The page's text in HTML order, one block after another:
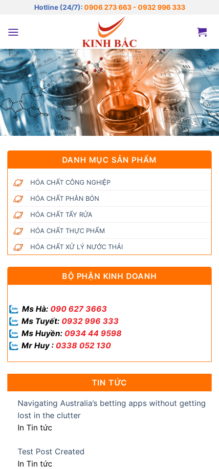
nội
Hotline (24/7): 0906 273 663 - 0932 996 333
DANH MỤC SẢN PHẨM
HÓA CHẤT CÔNG NGHIỆP
HÓA CHẤT PHÂN BÓN
HÓA CHẤT TẨY RỬA
HÓA CHẤT THỰC PHẨM
HÓA CHẤT XỬ LÝ NƯỚC THẢI
BỘ PHẬN KINH DOANH
Ms Hà: 090 627 3663
Ms Tuyết: 0932 996 333
Ms Huyền: 0934 44 9598
Mr Huy : 0338 052 130
TIN TỨC
Navigating Australia’s betting apps without getting
lost in the clutter
In Tin tức
Test Post Created
In Tin tức